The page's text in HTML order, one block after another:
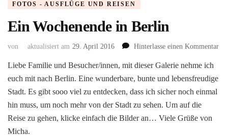
FOTOS - AUSFLÜGE UND REISEN
Ein Wochenende in Berlin
von aktualisiert am 29. April 2016 Hinterlasse einen Kommentarzu
Liebe Familie und Besucher/innen, mit dieser Galerie nehme ich
euch mit nach Berlin. Eine wunderbare, bunte und lebensfreudige
Stadt. Es gibt sooo viel zu entdecken, dass ich sicher noch einmal
hin muss, um noch mehr von der Stadt zu sehen. Um auf die
Reise zu gehen, klicke einfach die Bilder an… Viele Grüße von
Micha.